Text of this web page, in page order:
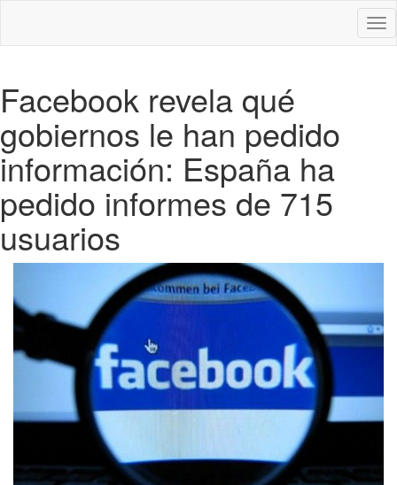
Facebook revela qué
gobiernos le han pedido
información: España ha
pedido informes de 715
usuarios